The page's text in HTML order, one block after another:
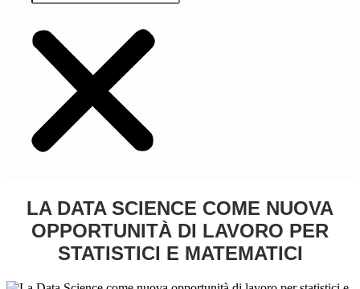
LA DATA SCIENCE COME NUOVA
OPPORTUNITÀ DI LAVORO PER
STATISTICI E MATEMATICI